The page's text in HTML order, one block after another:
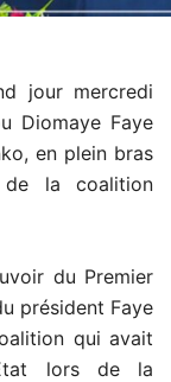
jour mercredi
Diomaye Faye
en plein bras
la coalition
du Premier
président Faye
qui avait
lors de la